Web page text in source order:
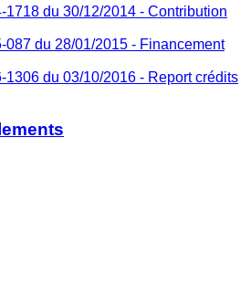
1718 du 30/12/2014 - Contribution
087 du 28/01/2015 - Financement
1306 du 03/10/2016 - Report crédits